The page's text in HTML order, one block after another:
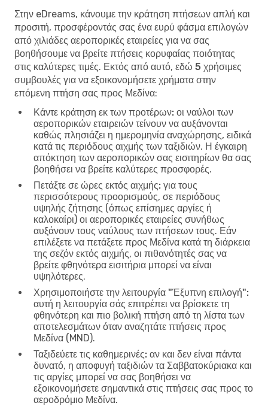
Στην eDreams, κάνουμε την κράτηση πτήσεων απλή και
προσιτή, προσφέροντάς σας ένα ευρύ φάσμα επιλογών
από χιλιάδες αεροπορικές εταιρείες για να σας
βοηθήσουμε να βρείτε πτήσεις κορυφαίας ποιότητας
στις καλύτερες τιμές. Εκτός από αυτό, εδώ 5 χρήσιμες
συμβουλές για να εξοικονομήσετε χρήματα στην
επόμενη πτήση σας προς Μεδίνα:
Κάντε κράτηση εκ των προτέρων: οι ναύλοι των
αεροπορικών εταιρειών τείνουν να αυξάνονται
καθώς πλησιάζει η ημερομηνία αναχώρησης, ειδικά
κατά τις περιόδους αιχμής των ταξιδιών. Η έγκαιρη
απόκτηση των αεροπορικών σας εισιτηρίων θα σας
βοηθήσει να βρείτε καλύτερες προσφορές.
Πετάξτε σε ώρες εκτός αιχμής: για τους
περισσότερους προορισμούς, σε περιόδους
υψηλής ζήτησης (όπως επίσημες αργίες ή
καλοκαίρι) οι αεροπορικές εταιρείες συνήθως
αυξάνουν τους ναύλους των πτήσεων τους. Εάν
επιλέξετε να πετάξετε προς Μεδίνα κατά τη διάρκεια
της σεζόν εκτός αιχμής, οι πιθανότητές σας να
βρείτε φθηνότερα εισιτήρια μπορεί να είναι
υψηλότερες.
Χρησιμοποιήστε την λειτουργία "Έξυπνη επιλογή":
αυτή η λειτουργία σάς επιτρέπει να βρίσκετε τη
φθηνότερη και πιο βολική πτήση από τη λίστα των
αποτελεσμάτων όταν αναζητάτε πτήσεις προς
Μεδίνα (MND).
Ταξιδεύετε τις καθημερινές: αν και δεν είναι πάντα
δυνατό, η αποφυγή ταξιδιών τα Σαββατοκύριακα και
τις αργίες μπορεί να σας βοηθήσει να
εξοικονομήσετε σημαντικά στις πτήσεις σας προς το
αεροδρόμιο Μεδίνα.